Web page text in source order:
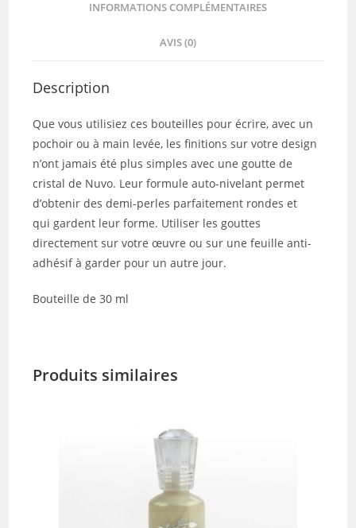
INFORMATIONS COMPLÉMENTAIRES
AVIS (0)
Description
Que vous utilisiez ces bouteilles pour écrire, avec un
pochoir ou à main levée, les finitions sur votre design
n’ont jamais été plus simples avec une goutte de
cristal de Nuvo. Leur formule auto-nivelant permet
d’obtenir des demi-perles parfaitement rondes et
qui gardent leur forme. Utiliser les gouttes
directement sur votre œuvre ou sur une feuille anti-
adhésif à garder pour un autre jour.
Bouteille de 30 ml
Produits similaires